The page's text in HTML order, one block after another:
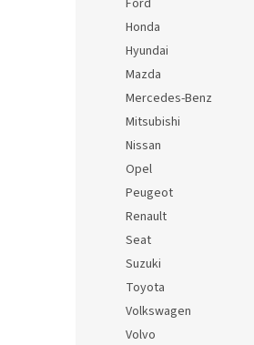
Ford
Honda
Hyundai
Mazda
Mercedes-Benz
Mitsubishi
Nissan
Opel
Peugeot
Renault
Seat
Suzuki
Toyota
Volkswagen
Volvo